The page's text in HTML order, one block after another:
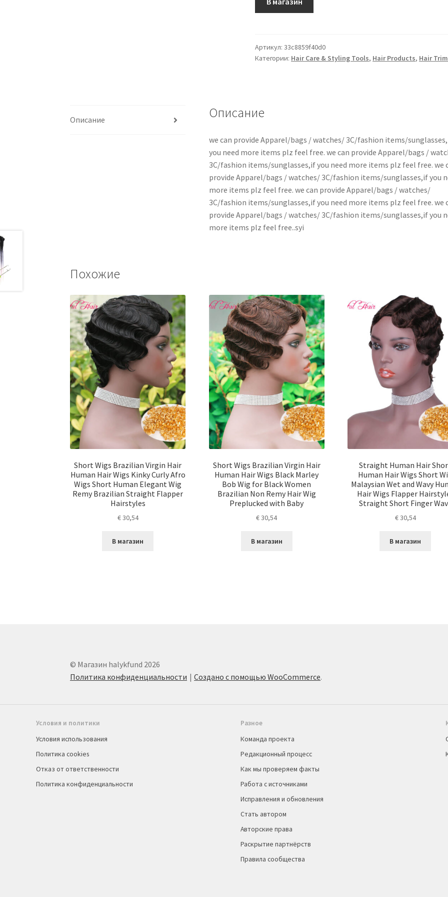
Артикул:33c8859f40d0
Категории: Hair Care & Styling Tools, Hair Products, Hair
Описание Описание
we can provide Apparel/bags / watches/ 3C/fashion items/
you need more items plz feel free. we can provide Apparel/bags /
3C/fashion items/sunglasses,if you need more items plz feel free. we
provide Apparel/bags / watches/ 3C/fashion items/sunglasses,if you
more items plz feel free. we can provide Apparel/bags / watches/
3C/fashion items/sunglasses,if you need more items plz feel free. we
provide Apparel/bags / watches/ 3C/fashion items/sunglasses,if you
more items plz feel free..syi
Похожие
Short Wigs Brazilian Virgin Hair
Human Hair Wigs Kinky Curly Afro
Wigs Short Human Elegant Wig
Remy Brazilian Straight Flapper
Hairstyles
€30,54
В магазин
Short Wigs Brazilian Virgin Hair
Human Hair Wigs Black Marley
Bob Wig for Black Women
Brazilian Non Remy Hair Wig
Preplucked with Baby
€30,54
В магазин
Straight Human Hair
Human Hair Wigs Short
Malaysian Wet and Wavy
Hair Wigs Flapper
Straight Short Finger
€30,54
В магазин
© Магазин halykfund 2026
Политика конфиденциальности
Создано с помощью WooCommerce.
Условия и политики
Условия использования
Политика cookies
Отказ от ответственности
Политика конфиденциальности
Разное
Команда проекта
Редакционный процесс
Как мы проверяем факты
Работа с источниками
Исправления и обновления
Стать автором
Авторские права
Раскрытие партнёрств
Правила сообщества